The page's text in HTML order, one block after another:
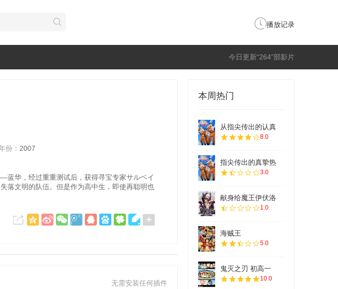
播放记录
今日更新“264”部影片
份： 2007
华，经过重重测试后，获得寻宝专家サルベイ
落文明的队伍。但是作为高中生，即使再聪明也
无需安装任何插件
本周热门
从指尖传出的认真
8.0
指尖传出的真挚热
3.0
献身给魔王伊伏洛
1.0
海贼王
5.0
鬼灭之刃 初高一
10.0